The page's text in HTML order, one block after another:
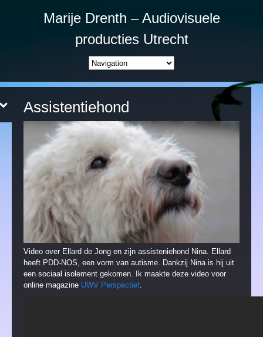
Marije Drenth – Audiovisuele
producties Utrecht
Assistentiehond
Video over Ellard de Jong en zijn assisteniehond Nina. Ellard
heeft PDD-NOS, een vorm van autisme. Dankzij Nina is hij uit
een sociaal isolement gekomen. Ik maakte deze video voor
online magazine UWV Perspectief